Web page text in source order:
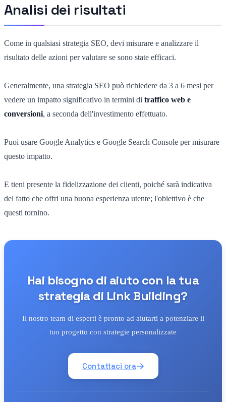
Analisi dei risultati
Come in qualsiasi strategia SEO, devi misurare e analizzare il
risultato delle azioni per valutare se sono state efficaci.
Generalmente, una strategia SEO può richiedere da 3 a 6 mesi per
vedere un impatto significativo in termini di traffico web e
conversioni, a seconda dell'investimento effettuato.
Puoi usare Google Analytics e Google Search Console per misurare
questo impatto.
E tieni presente la fidelizzazione dei clienti, poiché sarà indicativa
del fatto che offri una buona esperienza utente; l'obiettivo è che
questi tornino.
Hai bisogno di aiuto con la tua
strategia di Link Building?
Il nostro team di esperti è pronto ad aiutarti a potenziare il
tuo progetto con strategie personalizzate
Contattaci ora